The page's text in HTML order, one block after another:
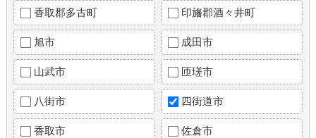
香取郡多古町 印旛郡酒々井町
旭市 成田市
山武市 匝瑳市
八街市 四街道市
香取市 佐倉市